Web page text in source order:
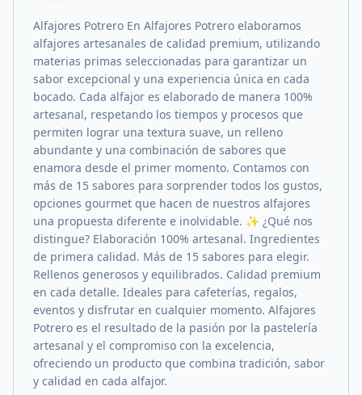
Alfajores Potrero En Alfajores Potrero elaboramos
alfajores artesanales de calidad premium, utilizando
materias primas seleccionadas para garantizar un
sabor excepcional y una experiencia única en cada
bocado. Cada alfajor es elaborado de manera 100%
artesanal, respetando los tiempos y procesos que
permiten lograr una textura suave, un relleno
abundante y una combinación de sabores que
enamora desde el primer momento. Contamos con
más de 15 sabores para sorprender todos los gustos,
opciones gourmet que hacen de nuestros alfajores
una propuesta diferente e inolvidable. ✨ ¿Qué nos
distingue? Elaboración 100% artesanal. Ingredientes
de primera calidad. Más de 15 sabores para elegir.
Rellenos generosos y equilibrados. Calidad premium
en cada detalle. Ideales para cafeterías, regalos,
eventos y disfrutar en cualquier momento. Alfajores
Potrero es el resultado de la pasión por la pastelería
artesanal y el compromiso con la excelencia,
ofreciendo un producto que combina tradición, sabor
y calidad en cada alfajor.